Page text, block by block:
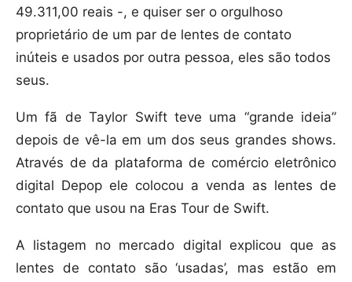
49.311,00 reais -, e quiser ser o orgulhoso
proprietário de um par de lentes de contato
inúteis e usados por outra pessoa, eles são todos
seus.
Um fã de Taylor Swift teve uma “grande ideia”
depois de vê-la em um dos seus grandes shows.
Através de da plataforma de comércio eletrônico
digital Depop ele colocou a venda as lentes de
contato que usou na Eras Tour de Swift.
A listagem no mercado digital explicou que as
lentes de contato são ‘usadas’, mas estão em